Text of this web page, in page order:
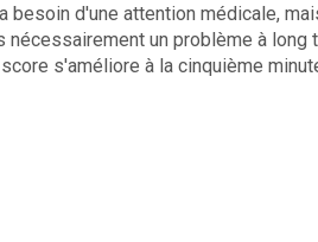
besoin d'une attention médicale,
nécessairement un problème à long
s'améliore à la cinquième